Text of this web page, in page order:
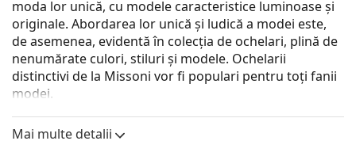
moda lor unică, cu modele caracteristice luminoase și
originale. Abordarea lor unică și ludică a modei este,
de asemenea, evidentă în colecția de ochelari, plină de
nenumărate culori, stiluri și modele. Ochelarii
distinctivi de la Missoni vor fi populari pentru toți fanii
modei.
Missoni MIS 0032 2OK 19 49sunt ochelari de vedere
pentru femei.
Mai multe detalii